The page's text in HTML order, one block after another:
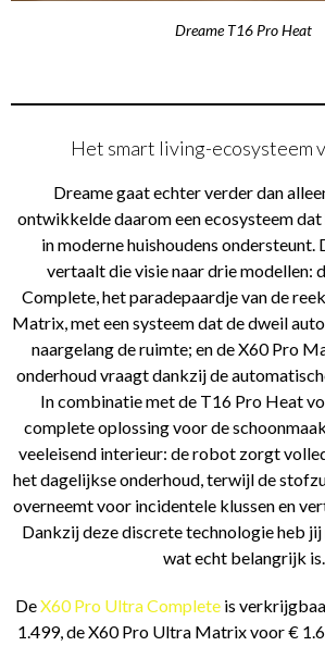
Dreame T16 Pro Heat
Het smart living-ecosysteem
Dreame gaat echter verder dan
ontwikkelde daarom een ecosysteem
in moderne huishoudens ondersteunt.
vertaalt die visie naar drie modellen:
Complete, het paradepaardje van de
Matrix, met een systeem dat de dweil
naargelang de ruimte; en de X60 Pro
onderhoud vraagt dankzij de
In combinatie met de T16 Pro Heat
complete oplossing voor de
veeleisend interieur: de robot zorgt
het dagelijkse onderhoud, terwijl de
overneemt voor incidentele klussen en
Dankzij deze discrete technologie heb
wat echt belangrijk is.
DeX60 Pro Ultra Complete is
1.499, de X60 Pro Ultra Matrix voor €